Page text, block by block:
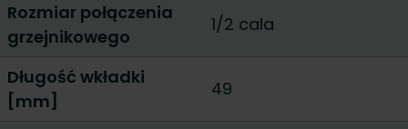
Rozmiar połączenia
grzejnikowego
1/2 cala
Długość wkładki
[mm]
49